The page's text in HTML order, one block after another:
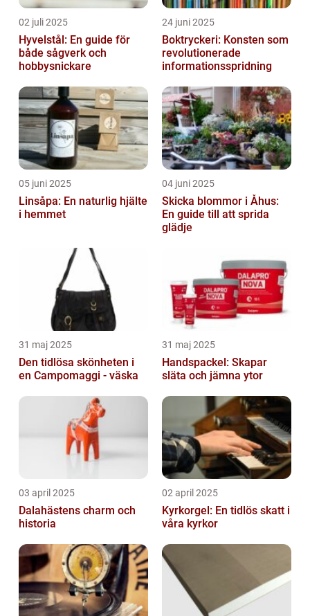
02 juli 2025
Hyvelstål: En guide för
både sågverk och
hobbysnickare
24 juni 2025
Boktryckeri: Konsten som
revolutionerade
informationsspridning
05 juni 2025
Linsåpa: En naturlig hjälte
i hemmet
04 juni 2025
Skicka blommor i Åhus:
En guide till att sprida
glädje
31 maj 2025
Den tidlösa skönheten i
en Campomaggi - väska
31 maj 2025
Handspackel: Skapar
släta och jämna ytor
03 april 2025
Dalahästens charm och
historia
02 april 2025
Kyrkorgel: En tidlös skatt i
våra kyrkor